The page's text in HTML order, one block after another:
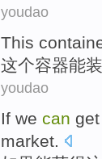
youdao
This
这个容器能装
youdao
If we can get
market.